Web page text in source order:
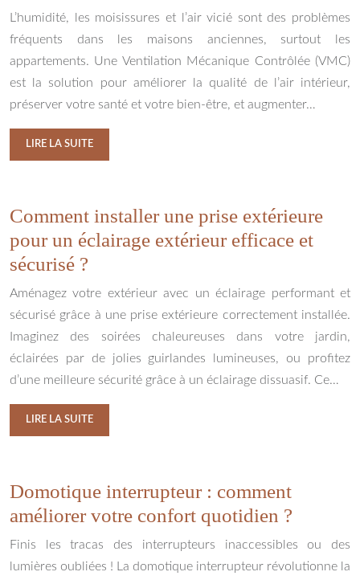
L’humidité, les moisissures et l’air vicié sont des problèmes
fréquents dans les maisons anciennes, surtout les
appartements. Une Ventilation Mécanique Contrôlée (VMC)
est la solution pour améliorer la qualité de l’air intérieur,
préserver votre santé et votre bien-être, et augmenter…
LIRE LA SUITE
Comment installer une prise extérieure
pour un éclairage extérieur efficace et
sécurisé ?
Aménagez votre extérieur avec un éclairage performant et
sécurisé grâce à une prise extérieure correctement installée.
Imaginez des soirées chaleureuses dans votre jardin,
éclairées par de jolies guirlandes lumineuses, ou profitez
d’une meilleure sécurité grâce à un éclairage dissuasif. Ce…
LIRE LA SUITE
Domotique interrupteur : comment
améliorer votre confort quotidien ?
Finis les tracas des interrupteurs inaccessibles ou des
lumières oubliées ! La domotique interrupteur révolutionne la